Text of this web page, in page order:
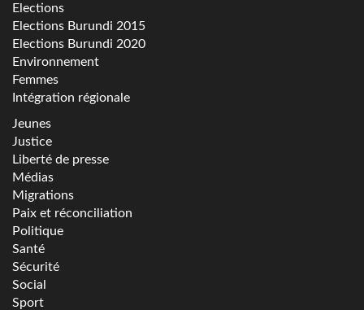
Elections
Elections Burundi 2015
Elections Burundi 2020
Environnement
Femmes
Intégration régionale
Jeunes
Justice
Liberté de presse
Médias
Migrations
Paix et réconciliation
Politique
Santé
Sécurité
Social
Sport